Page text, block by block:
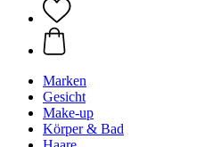
Marken
Gesicht
Make-up
Körper & Bad